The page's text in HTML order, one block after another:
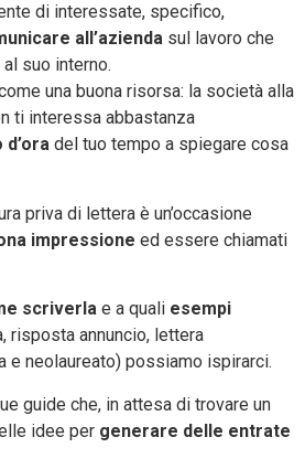
di interessate, specifico,
all’azienda sul lavoro che
suo interno.
una buona risorsa: la società alla
ti interessa abbastanza
del tuo tempo a spiegare cosa
priva di lettera è un’occasione
impressione ed essere chiamati
scriverla e a quali esempi
risposta annuncio, lettera
e neolaureato) possiamo ispirarci.
guide che, in attesa di trovare un
idee per generare delle entrate